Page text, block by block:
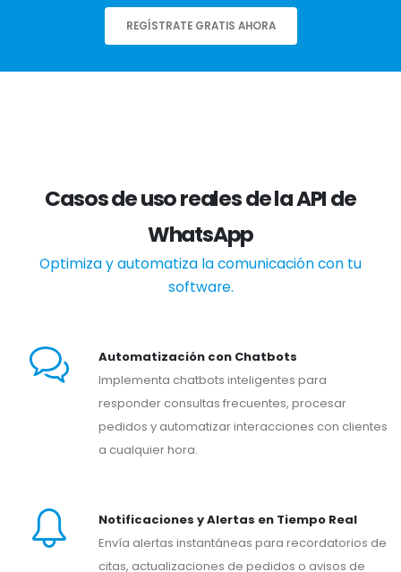
REGÍSTRATE GRATIS AHORA
Casos de uso reales de la API de
WhatsApp
Optimiza y automatiza la comunicación con tu
software.
Automatización con Chatbots
Implementa chatbots inteligentes para
responder consultas frecuentes, procesar
pedidos y automatizar interacciones con clientes
a cualquier hora.
Notificaciones y Alertas en Tiempo Real
Envía alertas instantáneas para recordatorios de
citas, actualizaciones de pedidos o avisos de